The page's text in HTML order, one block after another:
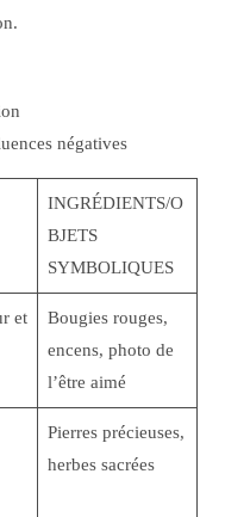
négatives
INGRÉDIENTS/O
BJETS
SYMBOLIQUES
et
Bougies rouges,
encens, photo de
l’être aimé
Pierres précieuses,
herbes sacrées